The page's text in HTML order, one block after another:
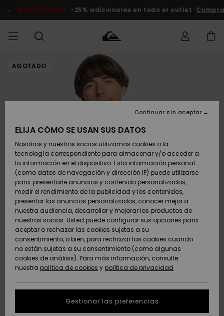
del
DOBLE PROMO -25% adicionales en todo el outlet
HOMBRE Ropa
Zapatos y
chanclas
Surf
Snow
Novedades
Destacados
Ropa
Zapatos y
chanclas
Surf
Snow
Novedades
Destacados
Shop
Destacados
Snow
SURF
Surf Shop
Hombre
Highlights
Comunidad
SNOW
Tienda
Snow
Hombre
Snow Niños
Tienda
Snow Mujer
Destacados
Comunidad
DOBLE
PROMO
Outlet
Hombre
Outlet
Mujer
AYUDA &
CONTACTO
Accede a tu
pedido
Envio
Devoluciones
Pago
Tarjeta de
regalo
Quiksilver
Freedom
Protección de
datos
personales
SOSTENIBILIDAD
AGOTADO
ELIJA CÓMO SE USAN SUS DATOS
Nosotros y nuestros socios utilizamos cookies o la
tecnología correspondiente para almacenar y/o acceder a
la información en el dispositivo. Esta información personal
(como datos de navegación y dirección IP) puede utilizarse
para: presentarle anuncios y contenido personalizados,
medir el rendimiento de la publicidad y los contenidos,
presentar las anuncios personalizados, conocer mejor a
nuestra audiencia, desarrollar y mejorar los productos de
nuestros socios. Usted puede configurar sus opciones para
aceptar o rechazar las cookies sujetas a su
consentimiento, o bien, para rechazar las cookies cuando
no están sujetas a su consentimiento (como algunas
cookies de análisis). Para más información, consulte
nuestra política de cookies y política de privacidad
Gestionar las preferencias
Continuar sin aceptar